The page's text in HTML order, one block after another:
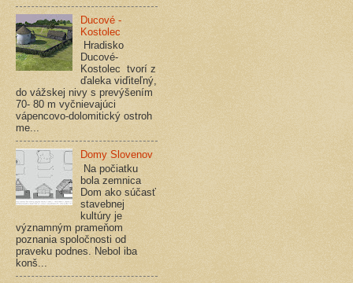
Ducové -
Kostolec
Hradisko
Ducové-
Kostolec tvorí z
ďaleka viďiteľný,
do vážskej nivy s prevýšením
70- 80 m vyčnievajúci
vápencovo-dolomitický ostroh
me...
Domy Slovenov
Na počiatku
bola zemnica
Dom ako súčasť
stavebnej
kultúry je
významným prameňom
poznania spoločnosti od
praveku podnes. Nebol iba
konš...